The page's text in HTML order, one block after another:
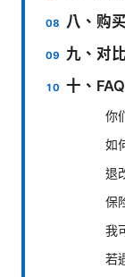
八、购
九、对
十、
你
如
退
保
我
若